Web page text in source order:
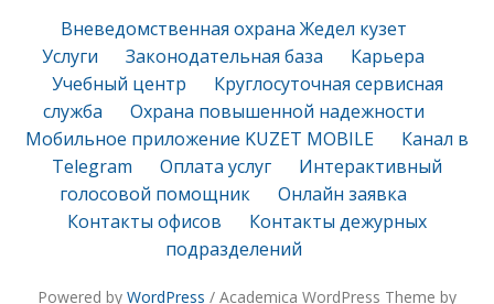
Вневедомственная охрана Жедел кузет
Услуги
Законодательная база
Карьера
Учебный центр
Круглосуточная сервисная
служба
Охрана повышенной надежности
Мобильное приложение KUZET MOBILE
Канал в
Telegram
Оплата услуг
Интерактивный
голосовой помощник
Онлайн заявка
Контакты офисов
Контакты дежурных
подразделений
Powered by WordPress / Academica WordPress Theme by